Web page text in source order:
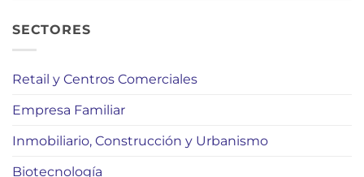
SECTORES
Retail y Centros Comerciales
Empresa Familiar
Inmobiliario, Construcción y Urbanismo
Biotecnología